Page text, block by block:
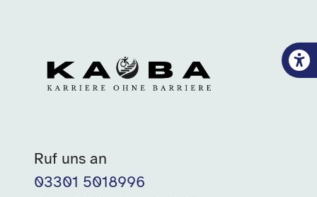
Ruf uns an
03301 5018996